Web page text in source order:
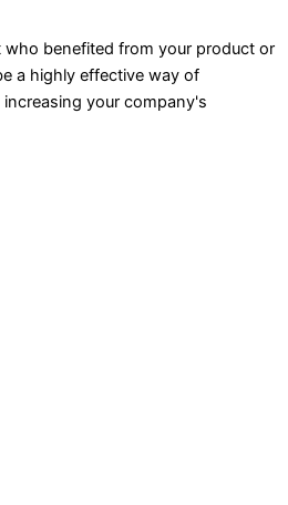
who benefited from your product or
a highly effective way of
your company's